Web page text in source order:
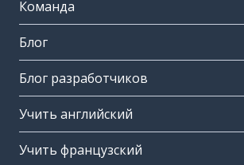
Команда
Блог
Блог разработчиков
Учить английский
Учить французский